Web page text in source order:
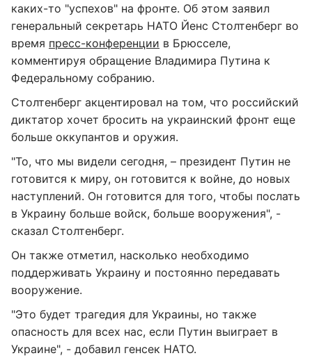
каких-то "успехов" на фронте. Об этом заявил
генеральный секретарь НАТО Йенс Столтенберг во
время пресс-конференции в Брюсселе,
комментируя обращение Владимира Путина к
Федеральному собранию.
Столтенберг акцентировал на том, что российский
диктатор хочет бросить на украинский фронт еще
больше оккупантов и оружия.
"То, что мы видели сегодня, – президент Путин не
готовится к миру, он готовится к войне, до новых
наступлений. Он готовится для того, чтобы послать
в Украину больше войск, больше вооружения", -
сказал Столтенберг.
Он также отметил, насколько необходимо
поддерживать Украину и постоянно передавать
вооружение.
"Это будет трагедия для Украины, но также
опасность для всех нас, если Путин выиграет в
Украине", - добавил генсек НАТО.